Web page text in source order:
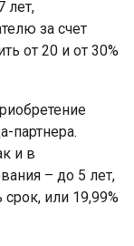
лет,
за счет
от 20 и от 30%
партнера.
и в
– до 5 лет,
или 19,99%